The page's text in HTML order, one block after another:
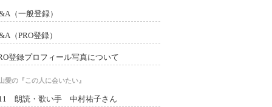
（一般登録）
（PRO登録）
登録プロフィール写真について
愛の『この人に会いたい』
朗読・歌い手 中村祐子さん